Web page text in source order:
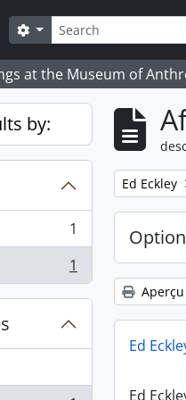
Rechercher
Search options
at the Museum of
by:
1
1
Remove
Ed Eckley
Ed
Ed